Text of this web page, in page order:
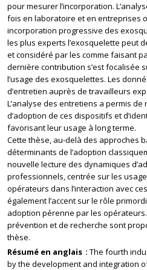
pour mesurer l’incorporation.
fois en laboratoire et en entreprises
incorporation progressive des
les plus experts l’exosquelette peut
et considéré par les comme faisant
dernière contribution s’est focalisée
l’usage des exosquelettes. Les
d’entretien auprès de travailleurs
L’analyse des entretiens a permis
d’adoption de ces dispositifs et
favorisant leur usage à long terme.
Cette thèse, au-delà des approches
déterminants de l’adoption
nouvelle lecture des dynamiques
professionnels, centrée sur les
opérateurs dans l’interaction avec
également l’accent sur le rôle
adoption pérenne par les
prévention et de recherche sont
thèse.
Résumé en anglais
The fourth
by the development and integration